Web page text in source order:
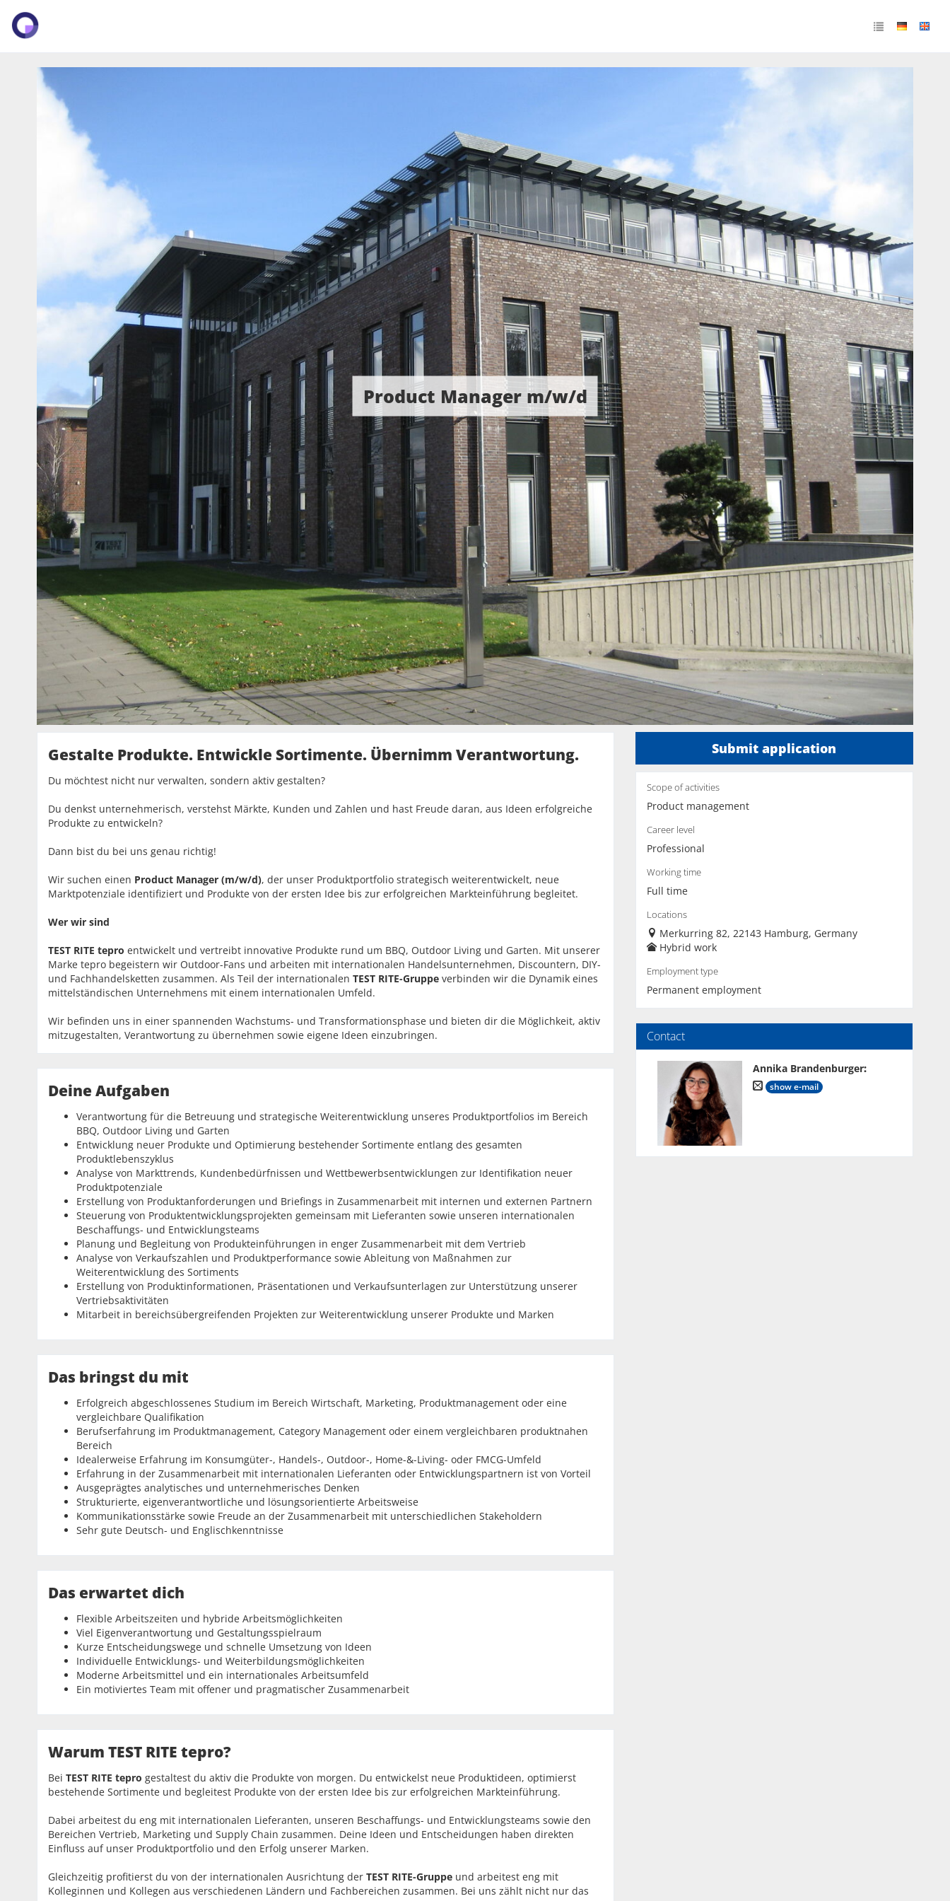
Product Manager m/w/d
Gestalte Produkte. Entwickle Sortimente. Übernimm Verantwortung.
Du möchtest nicht nur verwalten, sondern aktiv gestalten?
Du denkst unternehmerisch, verstehst Märkte, Kunden und Zahlen und hast Freude daran, aus Ideen erfolgreiche
Produkte zu entwickeln?
Dann bist du bei uns genau richtig!
Wir suchen einen Product Manager (m/w/d), der unser Produktportfolio strategisch weiterentwickelt, neue
Marktpotenziale identifiziert und Produkte von der ersten Idee bis zur erfolgreichen Markteinführung begleitet.
Wer wir sind
TEST RITE tepro entwickelt und vertreibt innovative Produkte rund um BBQ, Outdoor Living und Garten. Mit unserer
Marke tepro begeistern wir Outdoor-Fans und arbeiten mit internationalen Handelsunternehmen, Discountern, DIY-
und Fachhandelsketten zusammen. Als Teil der internationalen TEST RITE-Gruppe verbinden wir die Dynamik eines
mittelständischen Unternehmens mit einem internationalen Umfeld.
Wir befinden uns in einer spannenden Wachstums- und Transformationsphase und bieten dir die Möglichkeit, aktiv
mitzugestalten, Verantwortung zu übernehmen sowie eigene Ideen einzubringen.
Deine Aufgaben
Verantwortung für die Betreuung und strategische Weiterentwicklung unseres Produktportfolios im Bereich
BBQ, Outdoor Living und Garten
Entwicklung neuer Produkte und Optimierung bestehender Sortimente entlang des gesamten
Produktlebenszyklus
Analyse von Markttrends, Kundenbedürfnissen und Wettbewerbsentwicklungen zur Identifikation neuer
Produktpotenziale
Erstellung von Produktanforderungen und Briefings in Zusammenarbeit mit internen und externen Partnern
Steuerung von Produktentwicklungsprojekten gemeinsam mit Lieferanten sowie unseren internationalen
Beschaffungs- und Entwicklungsteams
Planung und Begleitung von Produkteinführungen in enger Zusammenarbeit mit dem Vertrieb
Analyse von Verkaufszahlen und Produktperformance sowie Ableitung von Maßnahmen zur
Weiterentwicklung des Sortiments
Erstellung von Produktinformationen, Präsentationen und Verkaufsunterlagen zur Unterstützung unserer
Vertriebsaktivitäten
Mitarbeit in bereichsübergreifenden Projekten zur Weiterentwicklung unserer Produkte und Marken
Das bringst du mit
Erfolgreich abgeschlossenes Studium im Bereich Wirtschaft, Marketing, Produktmanagement oder eine
vergleichbare Qualifikation
Berufserfahrung im Produktmanagement, Category Management oder einem vergleichbaren produktnahen
Bereich
Idealerweise Erfahrung im Konsumgüter-, Handels-, Outdoor-, Home-&-Living- oder FMCG-Umfeld
Erfahrung in der Zusammenarbeit mit internationalen Lieferanten oder Entwicklungspartnern ist von Vorteil
Ausgeprägtes analytisches und unternehmerisches Denken
Strukturierte, eigenverantwortliche und lösungsorientierte Arbeitsweise
Kommunikationsstärke sowie Freude an der Zusammenarbeit mit unterschiedlichen Stakeholdern
Sehr gute Deutsch- und Englischkenntnisse
Das erwartet dich
Flexible Arbeitszeiten und hybride Arbeitsmöglichkeiten
Viel Eigenverantwortung und Gestaltungsspielraum
Kurze Entscheidungswege und schnelle Umsetzung von Ideen
Individuelle Entwicklungs- und Weiterbildungsmöglichkeiten
Moderne Arbeitsmittel und ein internationales Arbeitsumfeld
Ein motiviertes Team mit offener und pragmatischer Zusammenarbeit
Warum TEST RITE tepro?
Bei TEST RITE tepro gestaltest du aktiv die Produkte von morgen. Du entwickelst neue Produktideen, optimierst
bestehende Sortimente und begleitest Produkte von der ersten Idee bis zur erfolgreichen Markteinführung.
Dabei arbeitest du eng mit internationalen Lieferanten, unseren Beschaffungs- und Entwicklungsteams sowie den
Bereichen Vertrieb, Marketing und Supply Chain zusammen. Deine Ideen und Entscheidungen haben direkten
Einfluss auf unser Produktportfolio und den Erfolg unserer Marken.
Gleichzeitig profitierst du von der internationalen Ausrichtung der TEST RITE-Gruppe und arbeitest eng mit
Kolleginnen und Kollegen aus verschiedenen Ländern und Fachbereichen zusammen. Bei uns zählt nicht nur das
Submit application
Scope of activities
Product management
Career level
Professional
Working time
Full time
Locations
Merkurring 82, 22143 Hamburg, Germany
Hybrid work
Employment type
Permanent employment
Contact
Annika Brandenburger:
show e-mail